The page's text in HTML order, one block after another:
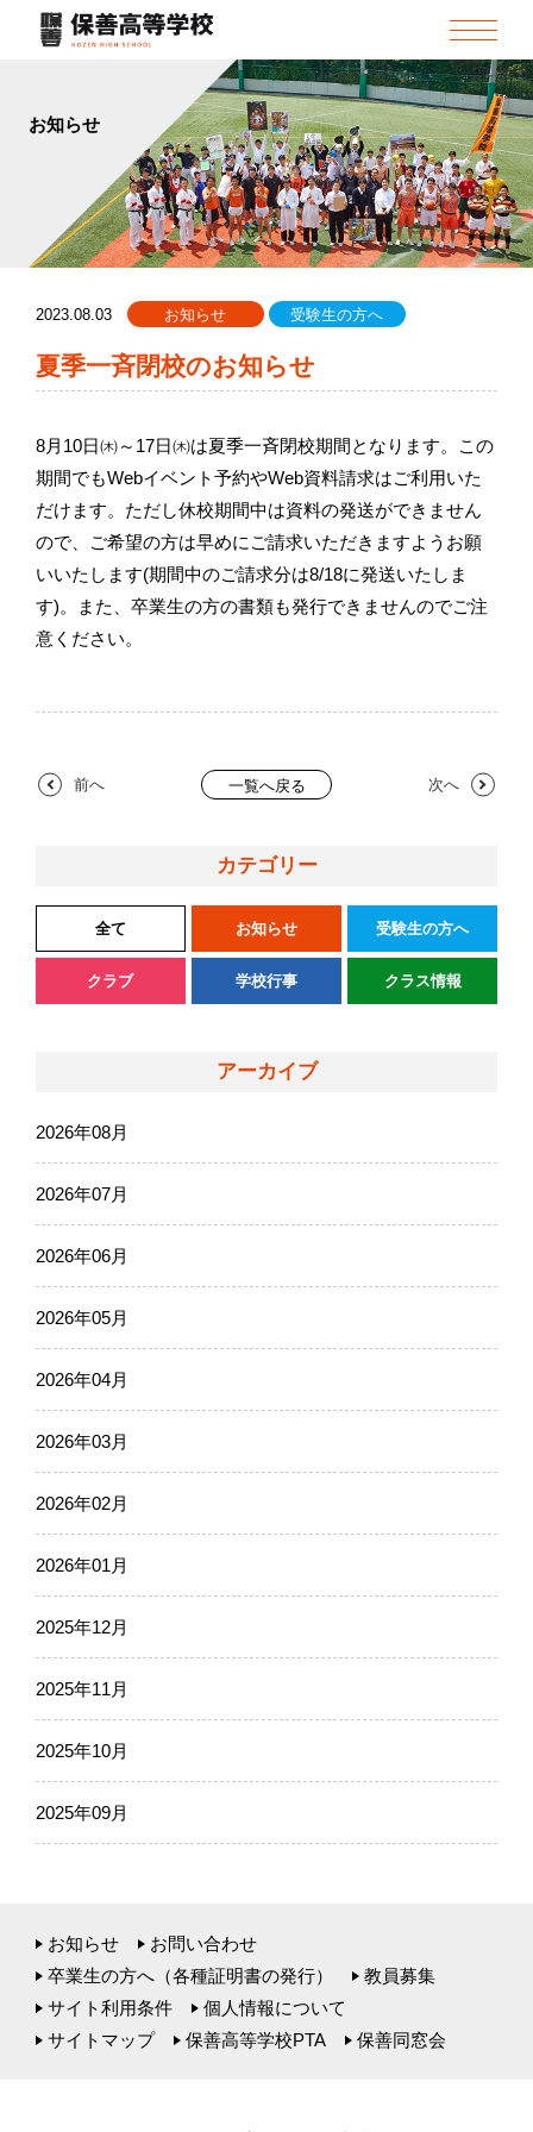
お知らせ
2023.08.03 お知らせ 受験生の方へ
夏季一斉閉校のお知らせ
8月10日㈭～17日㈭は夏季一斉閉校期間となります。この
期間でもWebイベント予約やWeb資料請求はご利用いた
だけます。ただし休校期間中は資料の発送ができません
ので、ご希望の方は早めにご請求いただきますようお願
いいたします(期間中のご請求分は8/18に発送いたしま
す)。また、卒業生の方の書類も発行できませんのでご注
意ください。
前へ 一覧へ戻る 次へ
カテゴリー
全て お知らせ 受験生の方へ
クラブ 学校行事 クラス情報
アーカイブ
2026年08月
2026年07月
2026年06月
2026年05月
2026年04月
2026年03月
2026年02月
2026年01月
2025年12月
2025年11月
2025年10月
2025年09月
お知らせ
お問い合わせ
卒業生の方へ（各種証明書の発行）
教員募集
サイト利用条件
個人情報について
サイトマップ
保善高等学校PTA 保善同窓会